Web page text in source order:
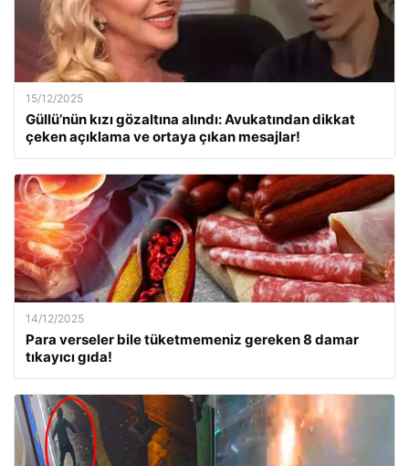
15/12/2025
Güllü’nün kızı gözaltına alındı: Avukatından dikkat
çeken açıklama ve ortaya çıkan mesajlar!
14/12/2025
Para verseler bile tüketmemeniz gereken 8 damar
tıkayıcı gıda!